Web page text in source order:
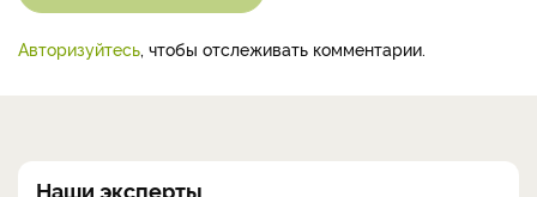
Авторизуйтесь , чтобы отслеживать комментарии.
Наши эксперты